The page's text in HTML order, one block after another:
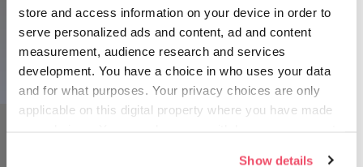
store and access information on your device in order to
serve personalized ads and content, ad and content
measurement, audience research and services
development. You have a choice in who uses your data
and for what purposes. Your privacy choices are only
applicable on this digital property where you have made
Show details
Balneario Rupestre y de Experiencias Cascade